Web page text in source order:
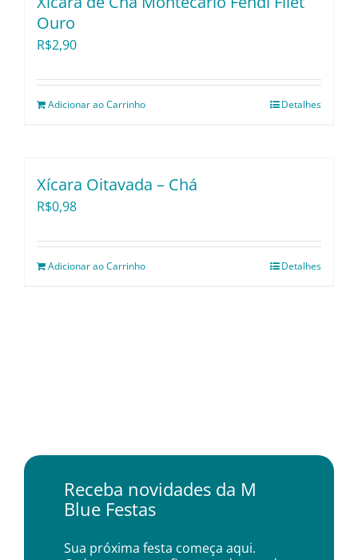
Ouro
R$2,90
Adicionar ao Carrinho Detalhes
Xícara Oitavada – Chá
R$0,98
Adicionar ao Carrinho Detalhes
Receba novidades da M
Blue Festas
Sua próxima festa começa aqui.